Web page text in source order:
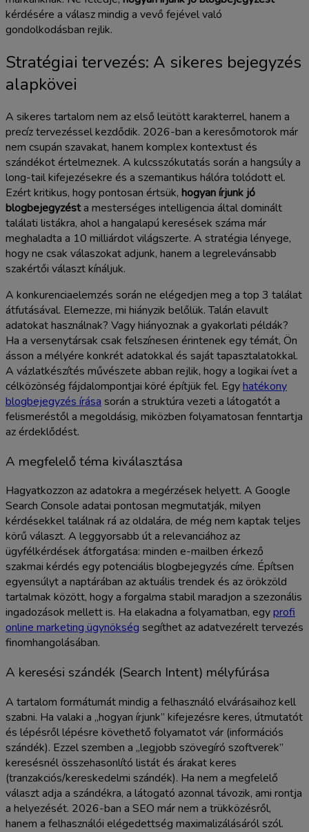
kérdésére a válasz mindig a vevő fejével való
gondolkodásban rejlik.
Stratégiai tervezés: A sikeres bejegyzés
alapkövei
A sikeres tartalom nem az első leütött karakterrel, hanem a
precíz tervezéssel kezdődik. 2026-ban a keresőmotorok már
nem csupán szavakat, hanem komplex kontextust és
szándékot értelmeznek. A kulcsszókutatás során a hangsúly a
long-tail kifejezésekre és a szemantikus hálóra tolódott el.
Ezért kritikus, hogy pontosan értsük, hogyan írjunk jó
blogbejegyzésta mesterséges intelligencia által dominált
találati listákra, ahol a hangalapú keresések száma már
meghaladta a 10 milliárdot világszerte. A stratégia lényege,
hogy ne csak válaszokat adjunk, hanem a legrelevánsabb
szakértői választ kínáljuk.
A konkurenciaelemzés során ne elégedjen meg a top 3 találat
átfutásával. Elemezze, mi hiányzik belőlük. Talán elavult
adatokat használnak? Vagy hiányoznak a gyakorlati példák?
Ha a versenytársak csak felszínesen érintenek egy témát, Ön
ásson a mélyére konkrét adatokkal és saját tapasztalatokkal.
A vázlatkészítés művészete abban rejlik, hogy a logikai ívet a
célközönség fájdalompontjai köré építjük fel. Egyhatékony
blogbejegyzés írása során a struktúra vezeti a látogatót a
felismeréstől a megoldásig, miközben folyamatosan fenntartja
az érdeklődést.
A megfelelő téma kiválasztása
Hagyatkozzon az adatokra a megérzések helyett. A Google
Search Console adatai pontosan megmutatják, milyen
kérdésekkel találnak rá az oldalára, de még nem kaptak teljes
körű választ. A leggyorsabb út a relevanciához az
ügyfélkérdések átforgatása: minden e-mailben érkező
szakmai kérdés egy potenciális blogbejegyzés címe. Építsen
egyensúlyt a naptárában az aktuális trendek és az örökzöld
tartalmak között, hogy a forgalma stabil maradjon a szezonális
ingadozások mellett is. Ha elakadna a folyamatban, egyprofi
online marketing ügynökség segíthet az adatvezérelt tervezés
finomhangolásában.
A keresési szándék (Search Intent) mélyfúrása
A tartalom formátumát mindig a felhasználó elvárásaihoz kell
szabni. Ha valaki a „hogyan írjunk” kifejezésre keres, útmutatót
és lépésről lépésre követhető folyamatot vár (információs
szándék). Ezzel szemben a „legjobb szövegíró szoftverek”
keresésnél összehasonlító listát és árakat keres
(tranzakciós/kereskedelmi szándék). Ha nem a megfelelő
választ adja a szándékra, a látogató azonnal távozik, ami rontja
a helyezését. 2026-ban a SEO már nem a trükközésről,
hanem a felhasználói elégedettség maximalizálásáról szól.